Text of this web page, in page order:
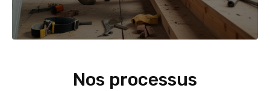
Nos processus